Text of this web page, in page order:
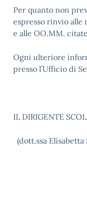
Per quanto non
espresso rinvio alle
e alle OO.MM.
Ogni ulteriore
presso l’Ufficio di
IL DIRIGENTE
(dott.ssa Elisabetta